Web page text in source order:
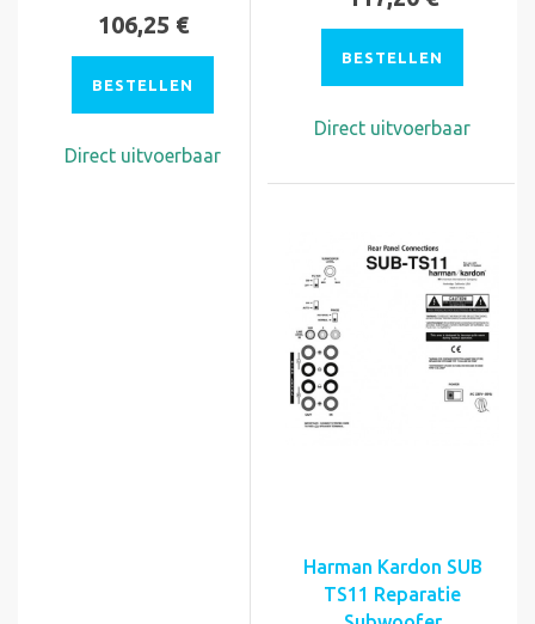
106,25 €
BESTELLEN
Direct uitvoerbaar
BESTELLEN
Direct uitvoerbaar
Harman Kardon SUB
TS11 Reparatie